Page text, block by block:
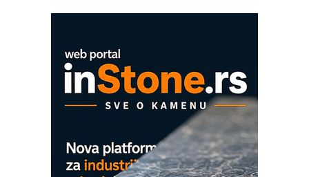
era CNC merenja
Proizvodnja iC7 Hybrid 1500 VDC
mrežnog pretvarača sa tečnim
hlađenjem
COMBYPACK
EVOKS Maintenance Management